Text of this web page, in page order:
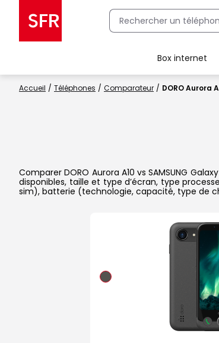
Box internet
Accueil Téléphones Comparateur DORO Aurora
Comparer DORO Aurora A10 vs SAMSUNG
disponibles, taille et type d’écran, type
sim), batterie (technologie, capacité, type de